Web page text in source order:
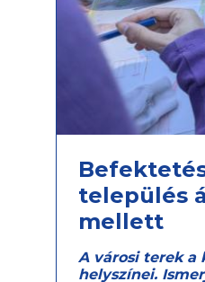
település
mellett
A városi terek a
helyszínei.